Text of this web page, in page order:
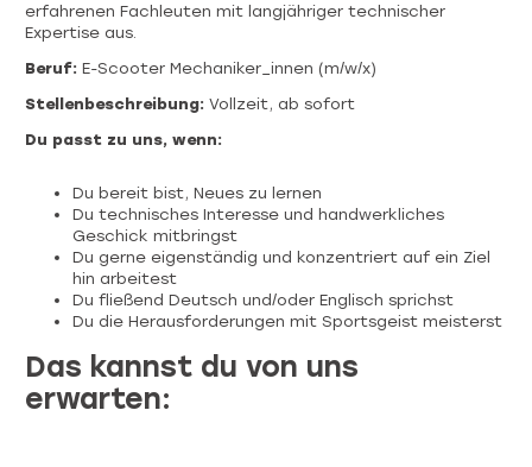
erfahrenen Fachleuten mit langjähriger technischer
Expertise aus.
Beruf: E-Scooter Mechaniker_innen (m/w/x)
Stellenbeschreibung: Vollzeit, ab sofort
Du passt zu uns, wenn:
Du bereit bist, Neues zu lernen
Du technisches Interesse und handwerkliches
Geschick mitbringst
Du gerne eigenständig und konzentriert auf ein Ziel
hin arbeitest
Du fließend Deutsch und/oder Englisch sprichst
Du die Herausforderungen mit Sportsgeist meisterst
Das kannst du von uns
erwarten: